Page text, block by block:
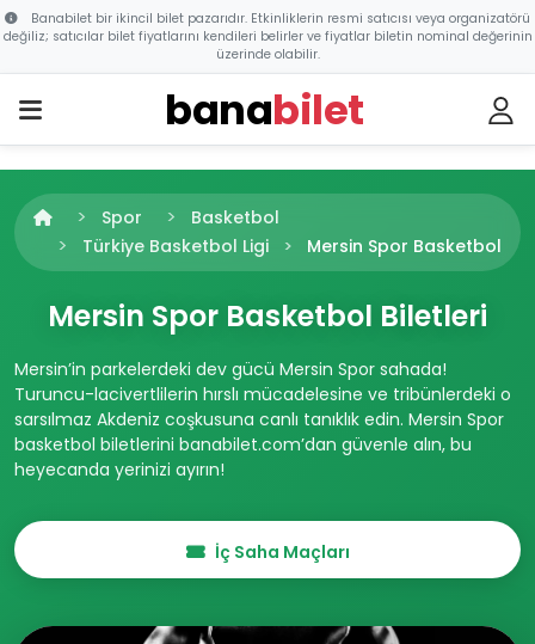
Banabilet bir ikincil bilet pazarıdır. Etkinliklerin resmi satıcısı veya organizatörü
değiliz; satıcılar bilet fiyatlarını kendileri belirler ve fiyatlar biletin nominal değerinin
üzerinde olabilir.
banabilet
Spor
Basketbol
Türkiye Basketbol Ligi
Mersin Spor Basketbol
Mersin Spor Basketbol Biletleri
Mersin’in parkelerdeki dev gücü Mersin Spor sahada!
Turuncu-lacivertlilerin hırslı mücadelesine ve tribünlerdeki o
sarsılmaz Akdeniz coşkusuna canlı tanıklık edin. Mersin Spor
basketbol biletlerini banabilet.com’dan güvenle alın, bu
heyecanda yerinizi ayırın!
İç Saha Maçları